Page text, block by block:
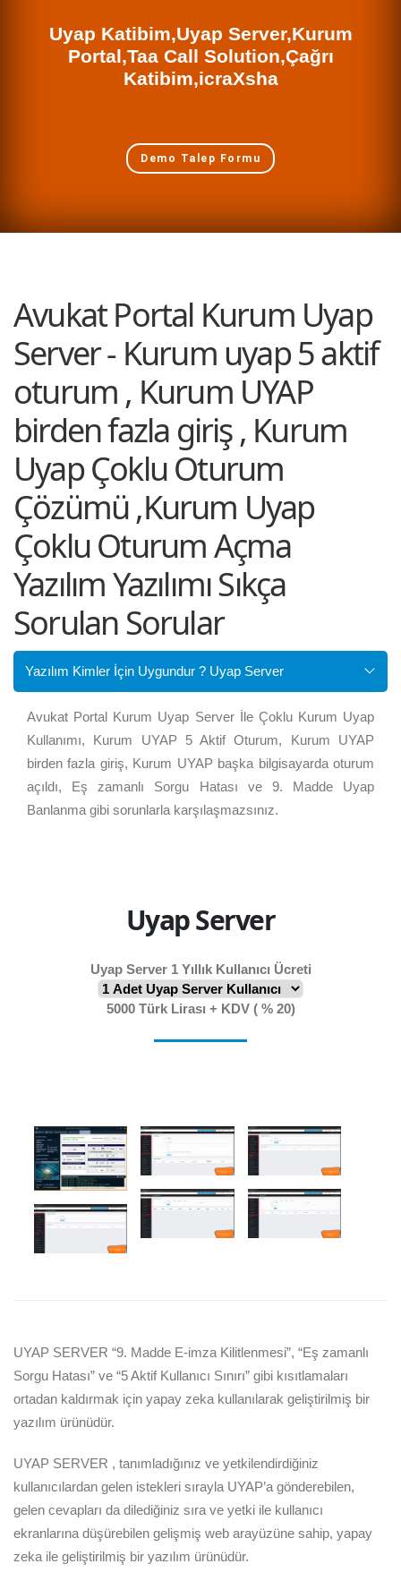
Uyap Katibim,Uyap Server,Kurum
Portal,Taa Call Solution,Çağrı
Katibim,icraXsha
Demo Talep Formu
Avukat Portal Kurum Uyap
Server - Kurum uyap 5 aktif
oturum , Kurum UYAP
birden fazla giriş , Kurum
Uyap Çoklu Oturum
Çözümü ,Kurum Uyap
Çoklu Oturum Açma
Yazılım Yazılımı Sıkça
Sorulan Sorular
Yazılım Kimler İçin Uygundur ? Uyap Server
Avukat Portal Kurum Uyap Server İle Çoklu Kurum Uyap
Kullanımı, Kurum UYAP 5 Aktif Oturum, Kurum UYAP
birden fazla giriş, Kurum UYAP başka bilgisayarda oturum
açıldı, Eş zamanlı Sorgu Hatası ve 9. Madde Uyap
Banlanma gibi sorunlarla karşılaşmazsınız.
Uyap Server
Uyap Server 1 Yıllık Kullanıcı Ücreti
5000 Türk Lirası + KDV ( % 20)
UYAP SERVER “9. Madde E-imza Kilitlenmesi”, “Eş zamanlı
Sorgu Hatası” ve “5 Aktif Kullanıcı Sınırı” gibi kısıtlamaları
ortadan kaldırmak için yapay zeka kullanılarak geliştirilmiş bir
yazılım ürünüdür.
UYAP SERVER , tanımladığınız ve yetkilendirdiğiniz
kullanıcılardan gelen istekleri sırayla UYAP’a gönderebilen,
gelen cevapları da dilediğiniz sıra ve yetki ile kullanıcı
ekranlarına düşürebilen gelişmiş web arayüzüne sahip, yapay
zeka ile geliştirilmiş bir yazılım ürünüdür.